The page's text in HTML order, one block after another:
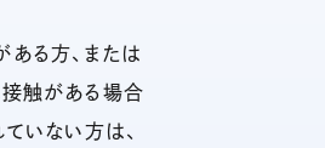
る方、または
触がある場合
いない方は、